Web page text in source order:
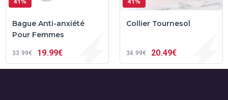
41%
Bague Anti-anxiété
Pour Femmes
33 99€ 19 99€
41%
Collier Tournesol
34 99€ 20 49€